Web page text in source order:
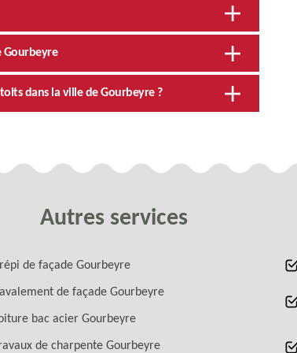
Gourbeyre
dans la ville de Gourbeyre ?
Autres services
de façade Gourbeyre
de façade Gourbeyre
bac acier Gourbeyre
de charpente Gourbeyre